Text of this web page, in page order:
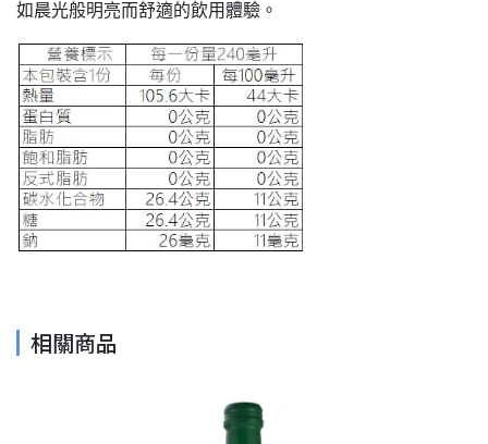
如晨光般明亮而舒適的飲用體驗。
相關商品